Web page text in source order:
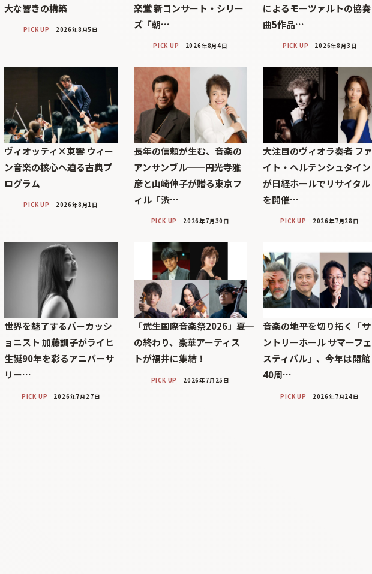
大な響きの構築
PICK UP 2026年8月5日
楽堂 新コンサート・シリー
ズ「朝…
PICK UP 2026年8月4日
によるモーツァルトの協奏
曲5作品…
PICK UP 2026年8月3日
ヴィオッティ×東響 ウィー
ン音楽の核心へ迫る古典プ
ログラム
PICK UP 2026年8月1日
長年の信頼が生む、音楽の
アンサンブル──円光寺雅
彦と山崎伸子が贈る東京フ
ィル「渋…
PICK UP 2026年7月30日
大注目のヴィオラ奏者 ファ
イト・ヘルテンシュタイン
が日経ホールでリサイタル
を開催…
PICK UP 2026年7月28日
世界を魅了するパーカッシ
ョニスト 加藤訓子がライヒ
生誕90年を彩るアニバーサ
リー…
PICK UP 2026年7月27日
「武生国際音楽祭2026」――夏
の終わり、豪華アーティス
トが福井に集結！
PICK UP 2026年7月25日
音楽の地平を切り拓く「サ
ントリーホール サマーフェ
スティバル」、今年は開館
40周…
PICK UP 2026年7月24日